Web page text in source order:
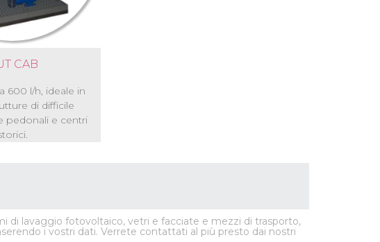
CAB
600 l/h, ideale in
di difficile
pedonali e centri
di lavaggio fotovoltaico, vetri e facciate e mezzi di trasporto,
i vostri dati. Verrete contattati al più presto dai nostri